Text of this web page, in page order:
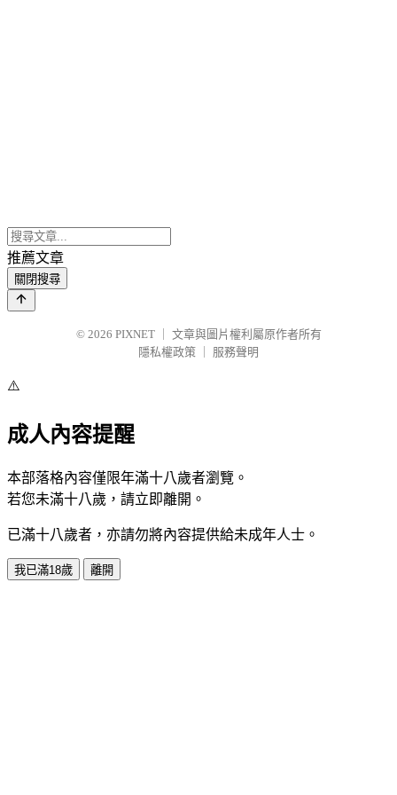
推薦文章
關閉搜尋
© 2026 PIXNET
文章與圖片權利屬原作者所有
隱私權政策
服務聲明
⚠️
成人內容提醒
本部落格內容僅限年滿十八歲者瀏覽。
若您未滿十八歲，請立即離開。
已滿十八歲者，亦請勿將內容提供給未成年人士。
我已滿18歲 離開